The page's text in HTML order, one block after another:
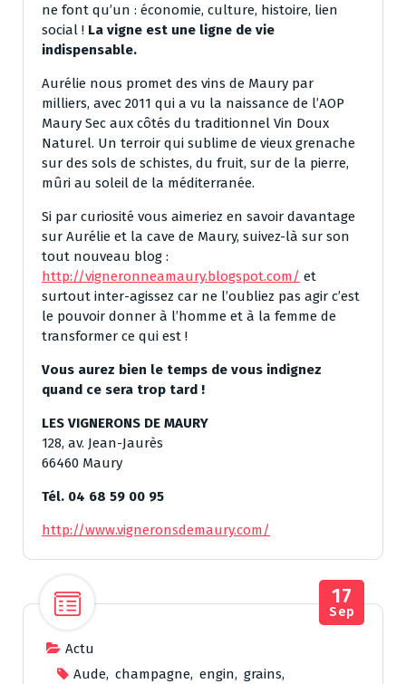
ne font qu’un : économie, culture, histoire, lien
social ! La vigne est une ligne de vie
indispensable.
Aurélie nous promet des vins de Maury par
milliers, avec 2011 qui a vu la naissance de l’AOP
Maury Sec aux côtés du traditionnel Vin Doux
Naturel. Un terroir qui sublime de vieux grenache
sur des sols de schistes, du fruit, sur de la pierre,
mûri au soleil de la méditerranée.
Si par curiosité vous aimeriez en savoir davantage
sur Aurélie et la cave de Maury, suivez-là sur son
tout nouveau blog :
http://vigneronneamaury.blogspot.com/ et
surtout inter-agissez car ne l’oubliez pas agir c’est
le pouvoir donner à l’homme et à la femme de
transformer ce qui est !
Vous aurez bien le temps de vous indignez
quand ce sera trop tard !
LES VIGNERONS DE MAURY
128, av. Jean-Jaurès
66460 Maury
Tél. 04 68 59 00 95
http://www.vigneronsdemaury.com/
Actu
Aude, champagne, engin, grains,
17
Sep